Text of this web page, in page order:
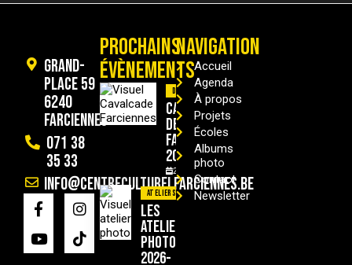
Grand-
Place 59
6240
Farciennes
071 38
35 33
info@centreculturelfarciennes.be
PROCHAINS
ÉVÈNEMENTS
Divers
Cavalcade
de
Farciennes
2026
29/08/2026
Ateliers
Les
ateliers
photo
2026-
NAVIGATION
Accueil
Agenda
À propos
Projets
Écoles
Albums
photo
Contact
Newsletter